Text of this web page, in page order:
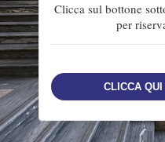
Clicca sul bottone
per
CLICCA QUI